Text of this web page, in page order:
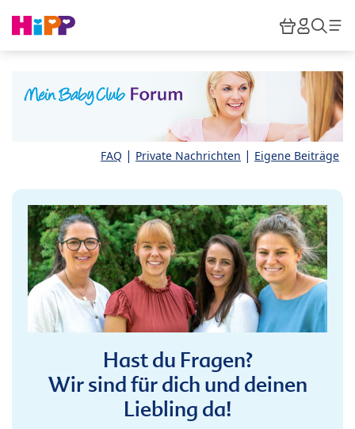
HiPP
FAQ | Private Nachrichten | Eigene Beiträge
Hast du Fragen?
Wir sind für dich und deinen
Liebling da!